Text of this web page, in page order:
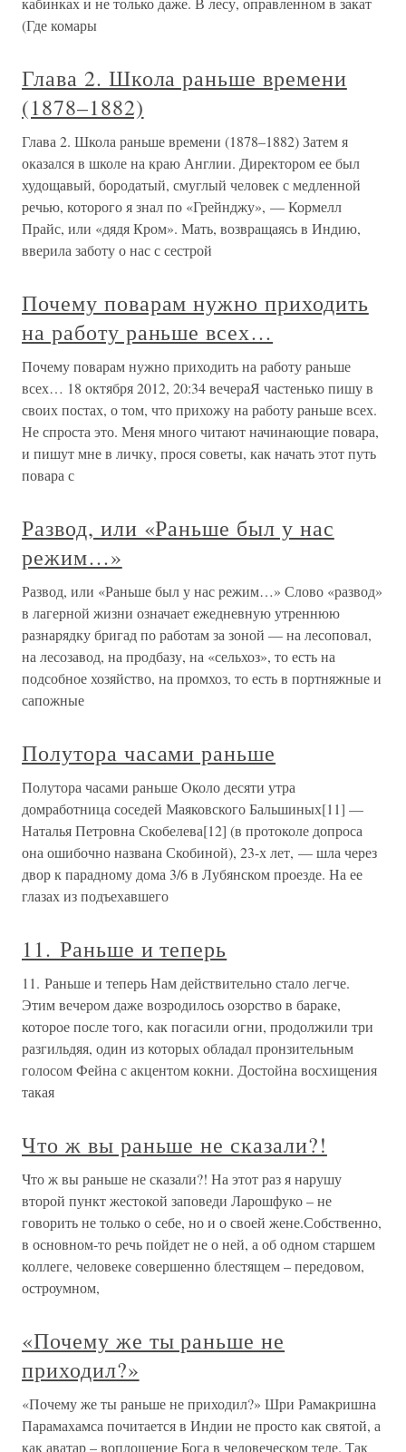
(Где комары
Глава 2. Школа раньше времени
(1878–1882)
Глава 2. Школа раньше времени (1878–1882) Затем я
оказался в школе на краю Англии. Директором ее был
худощавый, бородатый, смуглый человек с медленной
речью, которого я знал по «Грейнджу», — Кормелл
Прайс, или «дядя Кром». Мать, возвращаясь в Индию,
вверила заботу о нас с сестрой
Почему поварам нужно приходить
на работу раньше всех…
Почему поварам нужно приходить на работу раньше
всех… 18 октября 2012, 20:34 вечераЯ частенько пишу в
своих постах, о том, что прихожу на работу раньше всех.
Не спроста это. Меня много читают начинающие повара,
и пишут мне в личку, прося советы, как начать этот путь
повара с
Развод, или «Раньше был у нас
режим…»
Развод, или «Раньше был у нас режим…» Слово «развод»
в лагерной жизни означает ежедневную утреннюю
разнарядку бригад по работам за зоной — на лесоповал,
на лесозавод, на продбазу, на «сельхоз», то есть на
подсобное хозяйство, на промхоз, то есть в портняжные и
сапожные
Полутора часами раньше
Полутора часами раньше Около десяти утра
домработница соседей Маяковского Бальшиных[11] —
Наталья Петровна Скобелева[12] (в протоколе допроса
она ошибочно названа Скобиной), 23-х лет, — шла через
двор к парадному дома 3/6 в Лубянском проезде. На ее
глазах из подъехавшего
11. Раньше и теперь
11. Раньше и теперь Нам действительно стало легче.
Этим вечером даже возродилось озорство в бараке,
которое после того, как погасили огни, продолжили три
разгильдяя, один из которых обладал пронзительным
голосом Фейна с акцентом кокни. Достойна восхищения
такая
Что ж вы раньше не сказали?!
Что ж вы раньше не сказали?! На этот раз я нарушу
второй пункт жестокой заповеди Ларошфуко – не
говорить не только о себе, но и о своей жене.Собственно,
в основном-то речь пойдет не о ней, а об одном старшем
коллеге, человеке совершенно блестящем – передовом,
остроумном,
«Почему же ты раньше не
приходил?»
«Почему же ты раньше не приходил?» Шри Рамакришна
Парамахамса почитается в Индии не просто как святой, а
как аватар – воплощение Бога в человеческом теле. Так